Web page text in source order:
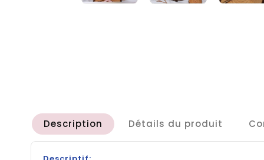
Description Détails du produit